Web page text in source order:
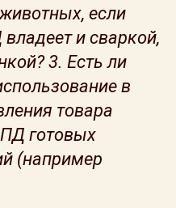
если
и сваркой,
3. Есть ли
в
товара
готовых
(например